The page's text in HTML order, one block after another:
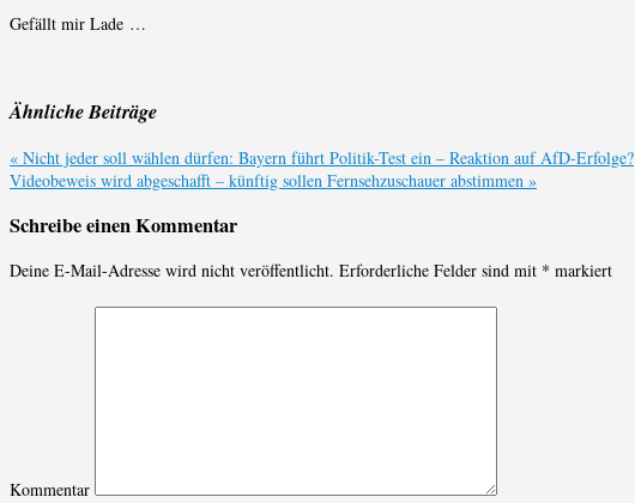
Gefällt mir Lade …
Ähnliche Beiträge
« Nicht jeder soll wählen dürfen: Bayern führt Politik-Test ein – Reaktion auf AfD-Erfolge?
Videobeweis wird abgeschafft – künftig sollen Fernsehzuschauer abstimmen »
Schreibe einen Kommentar
Deine E-Mail-Adresse wird nicht veröffentlicht. Erforderliche Felder sind mit * markiert
Kommentar